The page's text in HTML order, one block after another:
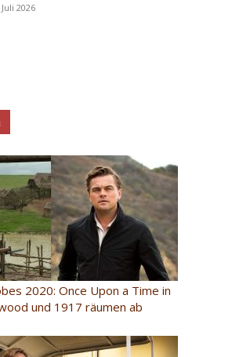
2026
2020: Once Upon a Time in
und 1917 räumen ab